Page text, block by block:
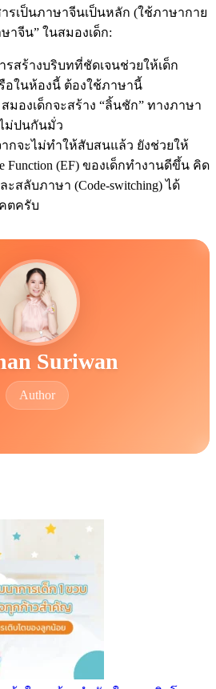
รเป็นภาษาจีนเป็นหลัก (ใช้ภาษากาย
าจีน” ในสมองเด็ก:
รสร้างบริบทที่ชัดเจนช่วยให้เด็ก
อในห้องนี้ ต้องใช้ภาษานี้
สมองเด็กจะสร้าง “ลิ้นชัก” ทางภาษา
ม่ปนกันมั่ว
กจะไม่ทำให้สับสนแล้ว ยังช่วยให้
Function (EF) ของเด็กทำงานดีขึ้น คิด
สลับภาษา (Code-switching) ได้
ตครับ
Suriwan
Author